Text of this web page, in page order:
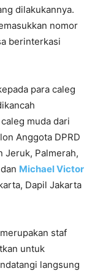
dilakukannya.
nomor
berinterkasi
para caleg
muda dari
Anggota DPRD
Jeruk, Palmerah,
Michael Victor
Dapil Jakarta
staf
untuk
langsung